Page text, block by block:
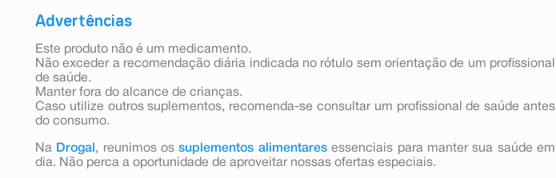
Advertências
Este produto não é um medicamento.
Não exceder a recomendação diária indicada no rótulo sem orientação de um profissional
de saúde.
Manter fora do alcance de crianças.
Caso utilize outros suplementos, recomenda-se consultar um profissional de saúde antes
do consumo.
Na Drogal , reunimos ossuplementos alimentaresessenciais para manter sua saúde em
dia. Não perca a oportunidade de aproveitar nossas ofertas especiais.